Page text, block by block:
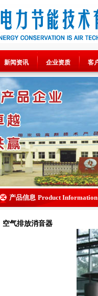
新闻资讯 企业资质 客
产品信息 Product Information
空气排放消音器